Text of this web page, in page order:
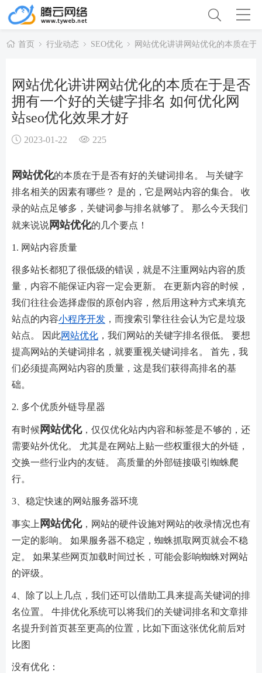
首页 行业动态 SEO优化 网站优化讲讲网站优化的本质在于
网站优化讲讲网站优化的本质在于是否
拥有一个好的关键字排名 如何优化网
站seo优化效果才好
2023-01-22 225
网站优化的本质在于是否有好的关键词排名。 与关键字
排名相关的因素有哪些？ 是的，它是网站内容的集合。 收
录的站点足够多，关键词参与排名就够了。 那么今天我们
就来说说网站优化的几个要点！
1. 网站内容质量
很多站长都犯了很低级的错误，就是不注重网站内容的质
量，内容不能保证内容一定会更新。 在更新内容的时候，
我们往往会选择虚假的原创内容，然后用这种方式来填充
站点的内容小程序开发 ，而搜索引擎往往会认为它是垃圾
站点。 因此网站优化 ，我们网站的关键字排名很低。 要想
提高网站的关键词排名，就要重视关键词排名。 首先，我
们必须提高网站内容的质量，这是我们获得高排名的基
础。
2. 多个优质外链导星器
有时候 网站优化，仅仅优化站内内容和标签是不够的，还
需要站外优化。 尤其是在网站上贴一些权重很大的外链，
交换一些行业内的友链。 高质量的外部链接吸引蜘蛛爬
行。
3、稳定快速的网站服务器环境
事实上 网站优化，网站的硬件设施对网站的收录情况也有
一定的影响。 如果服务器不稳定，蜘蛛抓取网页就会不稳
定。 如果某些网页加载时间过长，可能会影响蜘蛛对网站
的评级。
4、除了以上几点，我们还可以借助工具来提高关键词的排
名位置。 牛排优化系统可以将我们的关键词排名和文章排
名提升到首页甚至更高的位置，比如下面这张优化前后对
比图
没有优化：